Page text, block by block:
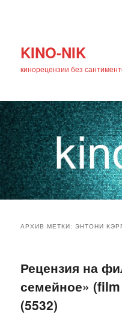
KINO-NIK
кинорецензии без
основному
содержимому
дополнительному
содержимому
АРХИВ МЕТКИ:ЭНТОНИ
Рецензия на
семейное»
(5532)